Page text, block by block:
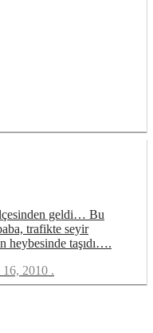
geldi… Bu
trafikte seyir
heybesinde taşıdı….
2010 .